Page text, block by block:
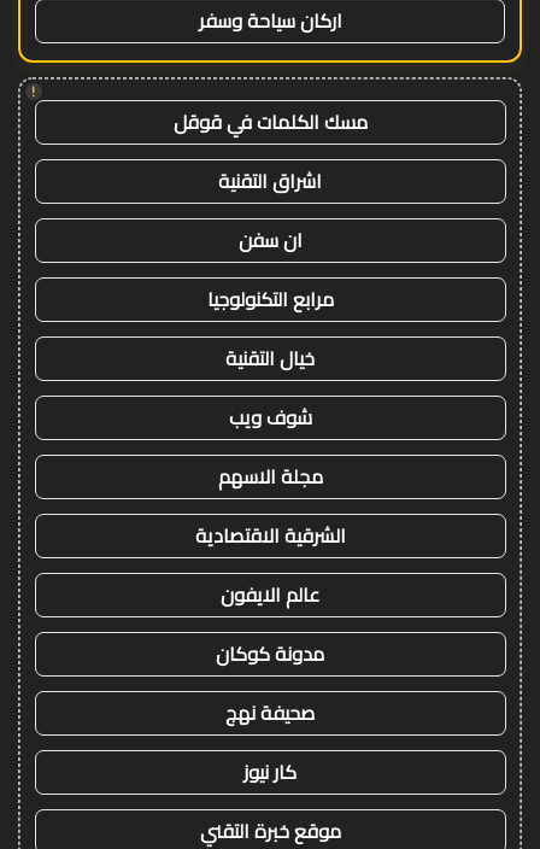
اركان سياحة وسفر
!
مسك الكلمات في قوقل
اشراق التقنية
ان سفن
مرابع التكنولوجيا
خيال التقنية
شوف ويب
مجلة الاسهم
الشرقية الاقتصادية
عالم الايفون
مدونة كوكان
صحيفة نهج
كار نيوز
موقع خبرة التقني